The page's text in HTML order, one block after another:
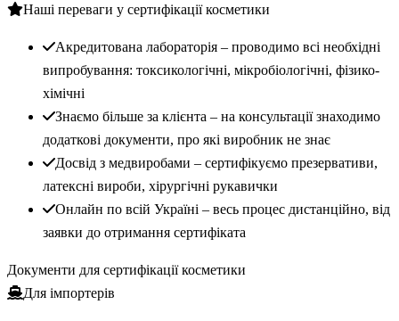
Наші переваги у сертифікації косметики
Акредитована лабораторія – проводимо всі необхідні
випробування: токсикологічні, мікробіологічні, фізико-
хімічні
Знаємо більше за клієнта – на консультації знаходимо
додаткові документи, про які виробник не знає
Досвід з медвиробами – сертифікуємо презервативи,
латексні вироби, хірургічні рукавички
Онлайн по всій Україні – весь процес дистанційно, від
заявки до отримання сертифіката
Документи для сертифікації косметики
Для імпортерів